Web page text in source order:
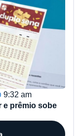
9:32 am
e prêmio sobe